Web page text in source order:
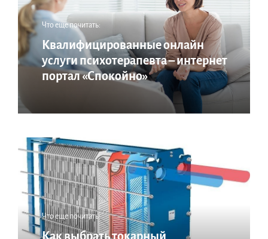
Что еще почитать:
Квалифицированные онлайн
услуги психотерапевта – интернет
портал «Спокойно»
Что еще почитать:
Как выбрать токарный